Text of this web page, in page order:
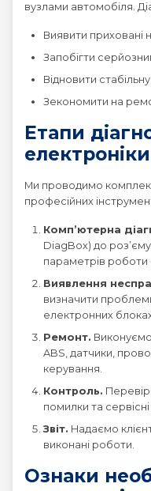
вузлами автомобіля.
Виявити приховані
Запобігти
Відновити
Зекономити на
Етапи
Ми проводимо
професійних
Комп’ютерна
DiagBox) до
параметрів роботи
Виявлення
визначити
електронних
Ремонт.
ABS, датчики,
керування.
Контроль.
помилки та сервісні
Звіт. Надаємо
виконані роботи.
Ознаки